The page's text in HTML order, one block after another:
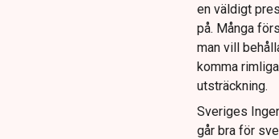
en väldigt
på. Många
man vill
komma
utsträckning.
Sveriges
går bra för